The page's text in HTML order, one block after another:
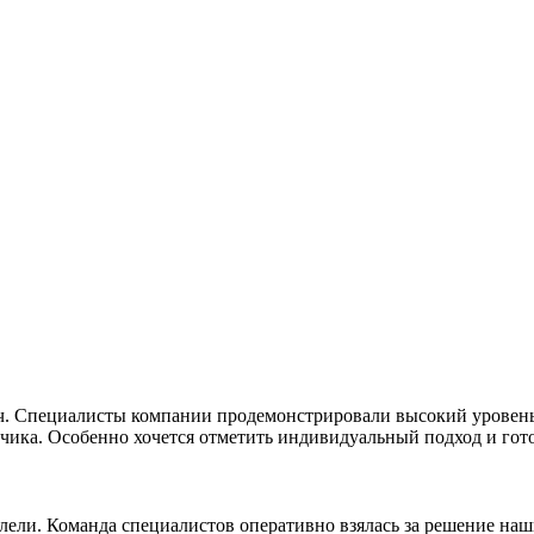
компании продемонстрировали высокий
Особенно хочется отметить индивидуальный подход и
Команда специалистов оперативно взялась за решение